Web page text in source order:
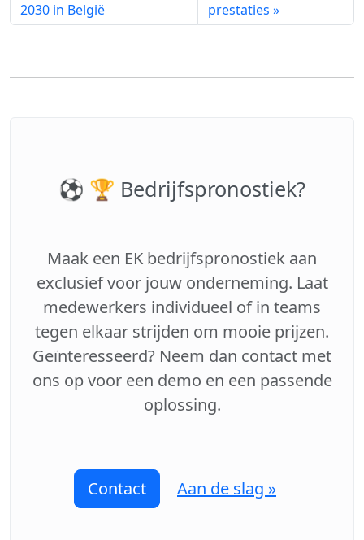
2030 in België
prestaties »
⚽️ 🏆 Bedrijfspronostiek?
Maak een EK bedrijfspronostiek aan
exclusief voor jouw onderneming. Laat
medewerkers individueel of in teams
tegen elkaar strijden om mooie prijzen.
Geïnteresseerd? Neem dan contact met
ons op voor een demo en een passende
oplossing.
Contact Aan de slag »